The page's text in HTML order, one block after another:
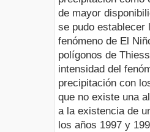
de mayor
se pudo establecer
fenómeno de El
polígonos de
intensidad del
precipitación con
que no existe una
a la existencia de
los años 1997 y